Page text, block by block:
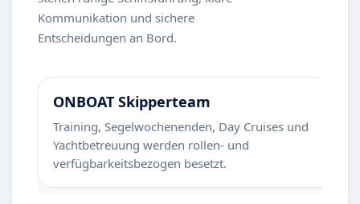
Kommunikation und sichere
Entscheidungen an Bord.
ONBOAT Skipperteam
Training, Segelwochenenden, Day Cruises und
Yachtbetreuung werden rollen- und
verfügbarkeitsbezogen besetzt.